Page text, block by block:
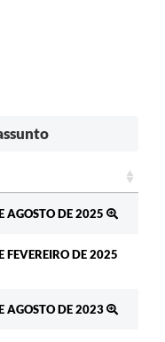
AGOSTO DE 2025
DE 2025
AGOSTO DE 2023